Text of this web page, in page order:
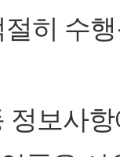
히 수
보사